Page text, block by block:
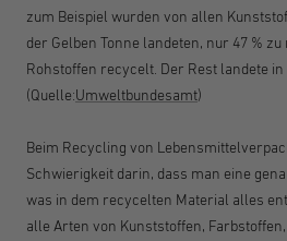
zum Beispiel wurden von allen
der Gelben Tonne landeten, nur 47 %
Rohstoffen recycelt. Der Rest landete
(Quelle:Umweltbundesamt)
Beim Recycling von
Schwierigkeit darin, dass man eine
was in dem recycelten Material alles
alle Arten von Kunststoffen,